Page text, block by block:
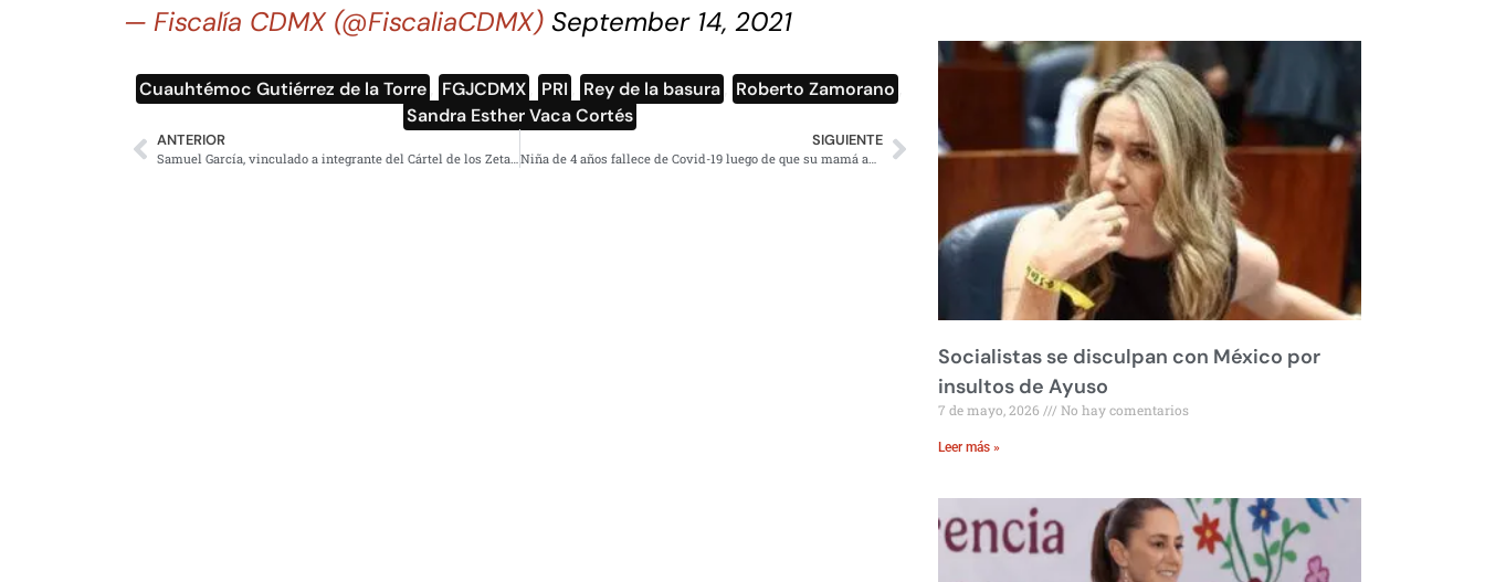
— Fiscalía CDMX (@FiscaliaCDMX) September 14, 2021
Cuauhtémoc Gutiérrez de la Torre FGJCDMX PRI Rey de la basura Roberto Zamorano
Sandra Esther Vaca Cortés
ANTERIOR
Samuel García, vinculado a integrante del Cártel de los Zetas: Breitbart Texas
SIGUIENTE
Niña de 4 años fallece de Covid-19 luego de que su mamá antivacunas la contagiara
Socialistas se disculpan con México por
insultos de Ayuso
7 de mayo, 2026 No hay comentarios
Leer más »